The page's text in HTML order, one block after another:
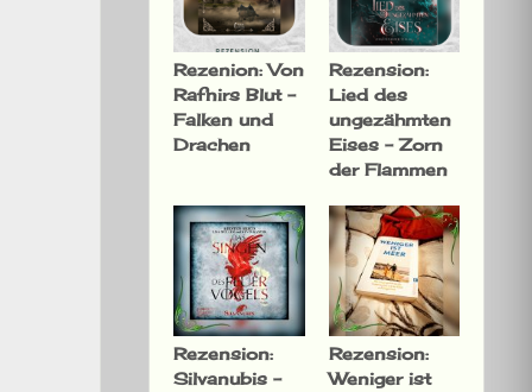
Rezenion: Von
Rafnirs Blut –
Falken und
Drachen
Rezension:
Lied des
ungezähmten
Eises – Zorn
der Flammen
Rezension:
Silvanubis –
Rezension:
Weniger ist